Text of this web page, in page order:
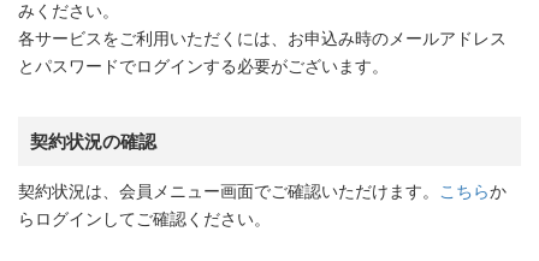
みください。
各サービスをご利用いただくには、お申込み時のメールアドレス
とパスワードでログインする必要がございます。
契約状況の確認
契約状況は、会員メニュー画面でご確認いただけます。 こちらか
らログインしてご確認ください。